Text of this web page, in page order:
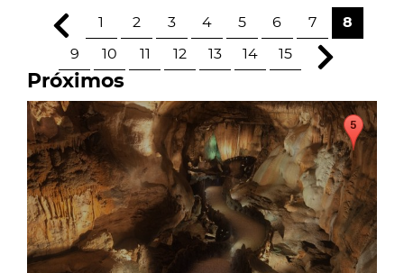
1 2 3 4 5 6 7 8
9 10 11 12 13 14 15
Próximos
page